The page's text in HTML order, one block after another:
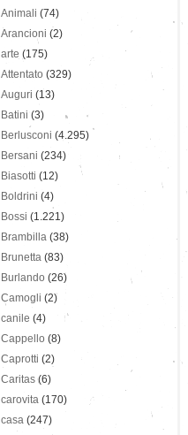
Animali (74)
Arancioni (2)
arte (175)
Attentato (329)
Auguri (13)
Batini (3)
Berlusconi (4.295)
Bersani (234)
Biasotti (12)
Boldrini (4)
Bossi (1.221)
Brambilla (38)
Brunetta (83)
Burlando (26)
Camogli (2)
canile (4)
Cappello (8)
Caprotti (2)
Caritas (6)
carovita (170)
casa (247)